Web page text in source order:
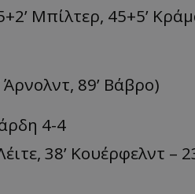
Μπίλτερ, 45+5’
Άρνολντ, 89’ Βάβρο)
4-4
Λέιτε, 38’ Κουέρφελντ